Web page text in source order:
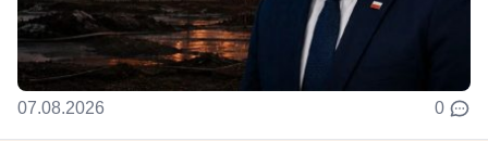
07.08.2026 0